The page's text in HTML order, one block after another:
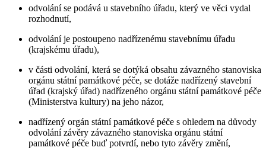
odvolání se podává u stavebního úřadu, který ve věci vydal
rozhodnutí,
odvolání je postoupeno nadřízenému stavebnímu úřadu
(krajskému úřadu),
v části odvolání, která se dotýká obsahu závazného stanoviska
orgánu státní památkové péče, se dotáže nadřízený stavební
úřad (krajský úřad) nadřízeného orgánu státní památkové péče
(Ministerstva kultury) na jeho názor,
nadřízený orgán státní památkové péče s ohledem na důvody
odvolání závěry závazného stanoviska orgánu státní
památkové péče buď potvrdí, nebo tyto závěry změní,